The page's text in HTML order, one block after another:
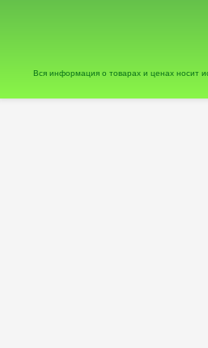
Вся информация о товарах и ценах носит